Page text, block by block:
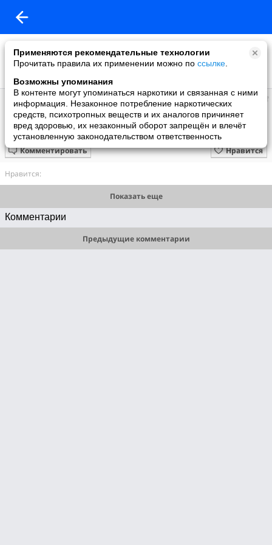
Применяются рекомендательные технологии
Прочитать правила их применении можно по ссылке
Возможны упоминания
В контенте могут упоминаться наркотики и связанная с ними
информация. Незаконное потребление наркотических
средств, психотропных веществ и их аналогов причиняет
вред здоровью, их незаконный оборот запрещён и влечёт
установленную законодательством ответственность
MIR24.TV
добавил видео
12 мая
Международный день медсестры
Нравится
Комментировать
Нравится:
Показать еще
Комментарии
Предыдущие комментарии